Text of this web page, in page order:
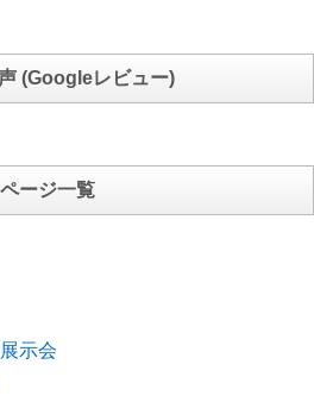
(Googleレビュー)
ページ一覧
示会